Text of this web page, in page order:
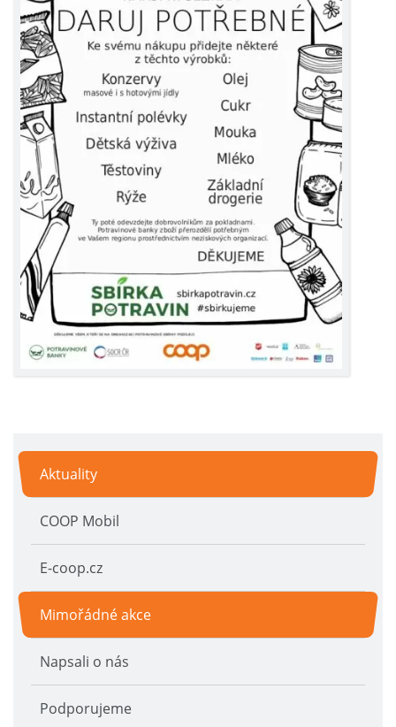
Aktuality
COOP Mobil
E-coop.cz
Mimořádné akce
Napsali o nás
Podporujeme